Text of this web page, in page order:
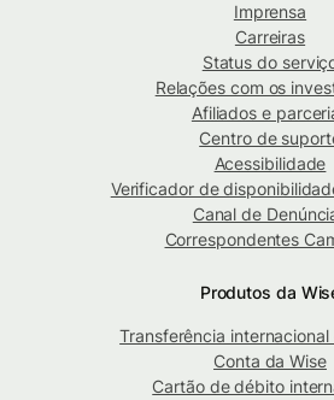
Imprensa
Carreiras
Status do
Relações com os
Afiliados e
Centro de
Acessibilidade
Verificador de
Canal de
Correspondentes
Produtos da
Transferência
Conta da Wise
Cartão de débito